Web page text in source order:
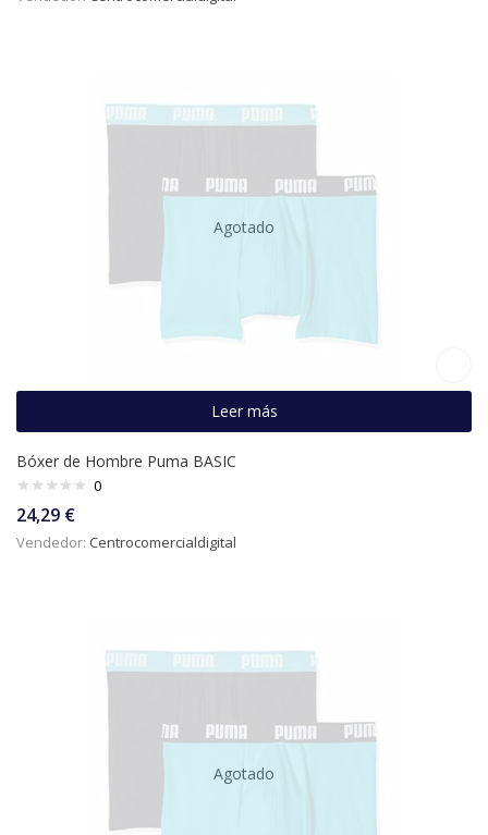
Agotado
Leer más
Bóxer de Hombre Puma BASIC
0
24,29 €
Vendedor: Centrocomercialdigital
Agotado